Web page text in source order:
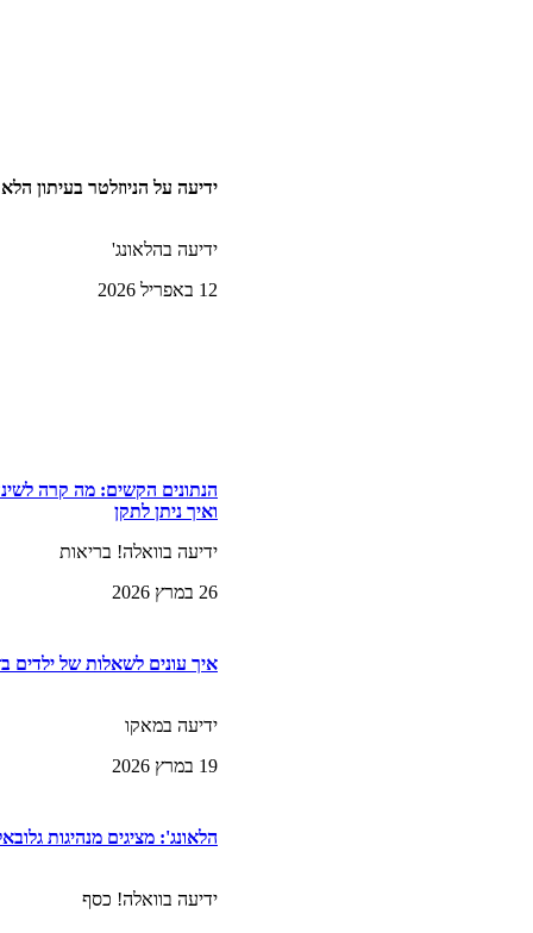
ידיעה על הניוזלטר בעיתון
ידיעה בהלאונג'
12 באפריל 2026
הנתונים הקשים: מה קרה
ואיך ניתן לתקן
ידיעה בוואלה! בריאות
26 במרץ 2026
איך עונים לשאלות של ילדים
ידיעה במאקו
19 במרץ 2026
הלאונג': מציגים מנהיגות
ידיעה בוואלה! כסף